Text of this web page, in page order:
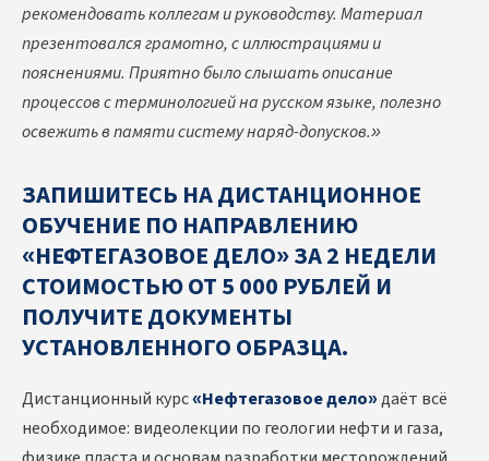
рекомендовать коллегам и руководству. Материал
презентовался грамотно, с иллюстрациями и
пояснениями. Приятно было слышать описание
процессов с терминологией на русском языке, полезно
освежить в памяти систему наряд-допусков.»
ЗАПИШИТЕСЬ НА ДИСТАНЦИОННОЕ
ОБУЧЕНИЕ ПО НАПРАВЛЕНИЮ
«НЕФТЕГАЗОВОЕ ДЕЛО» ЗА 2 НЕДЕЛИ
СТОИМОСТЬЮ ОТ 5 000 РУБЛЕЙ И
ПОЛУЧИТЕ ДОКУМЕНТЫ
УСТАНОВЛЕННОГО ОБРАЗЦА.
Дистанционный курс«Нефтегазовое дело»даёт всё
необходимое: видеолекции по геологии нефти и газа,